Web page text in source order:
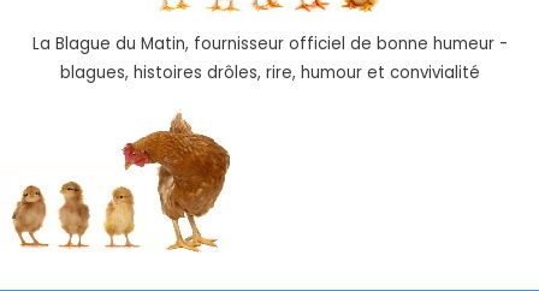
La Blague du Matin, fournisseur officiel de bonne humeur -
blagues, histoires drôles, rire, humour et convivialité